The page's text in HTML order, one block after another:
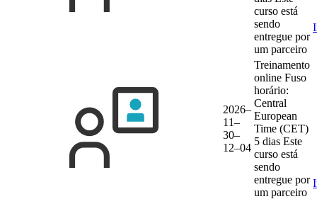
curso está
sendo
entregue por
um parceiro
2026–
11–
30–
12–04
Treinamento
online Fuso
horário:
Central
European
Time (CET)
5 dias Este
curso está
sendo
entregue por
um parceiro